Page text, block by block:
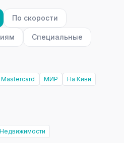
По скорости
Специальные
Mastercard МИР
На Киви
Недвижимости